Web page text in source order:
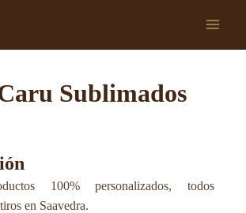
Main
Sublimados
100% personalizados, todos
en Saavedra.